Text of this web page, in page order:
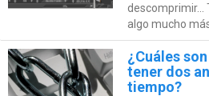
descomprimir...
algo mucho
¿Cuáles
tener dos
tiempo?